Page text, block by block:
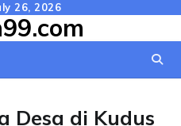
26, 2026
Desa di Kudus